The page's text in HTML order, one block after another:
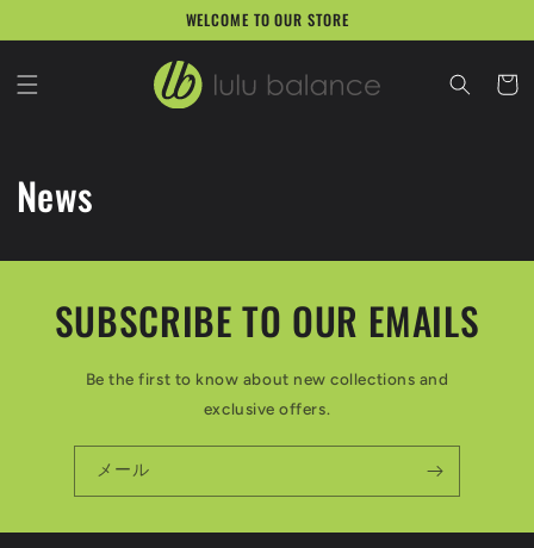
進む
WELCOME TO OUR STORE
ー
News
SUBSCRIBE TO OUR EMAILS
Be the first to know about new collections and
exclusive offers.
メール